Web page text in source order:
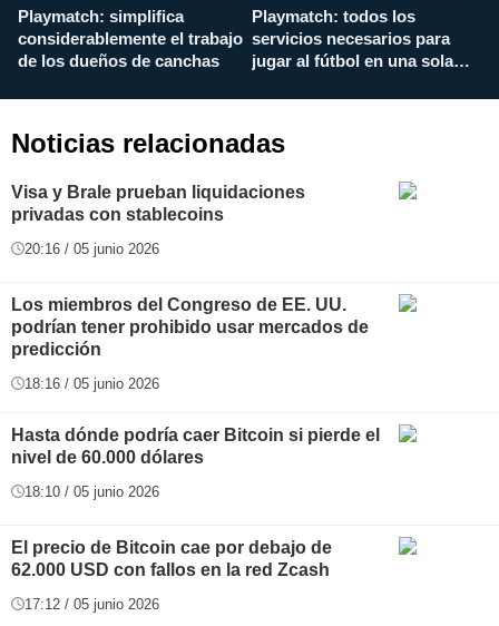
Playmatch: simplifica
considerablemente el trabajo
de los dueños de canchas
Playmatch: todos los
servicios necesarios para
jugar al fútbol en una sola
Noticias relacionadas
Visa y Brale prueban liquidaciones
privadas con stablecoins
20:16 / 05 junio 2026
Los miembros del Congreso de EE. UU.
podrían tener prohibido usar mercados de
predicción
18:16 / 05 junio 2026
Hasta dónde podría caer Bitcoin si pierde el
nivel de 60.000 dólares
18:10 / 05 junio 2026
El precio de Bitcoin cae por debajo de
62.000 USD con fallos en la red Zcash
17:12 / 05 junio 2026